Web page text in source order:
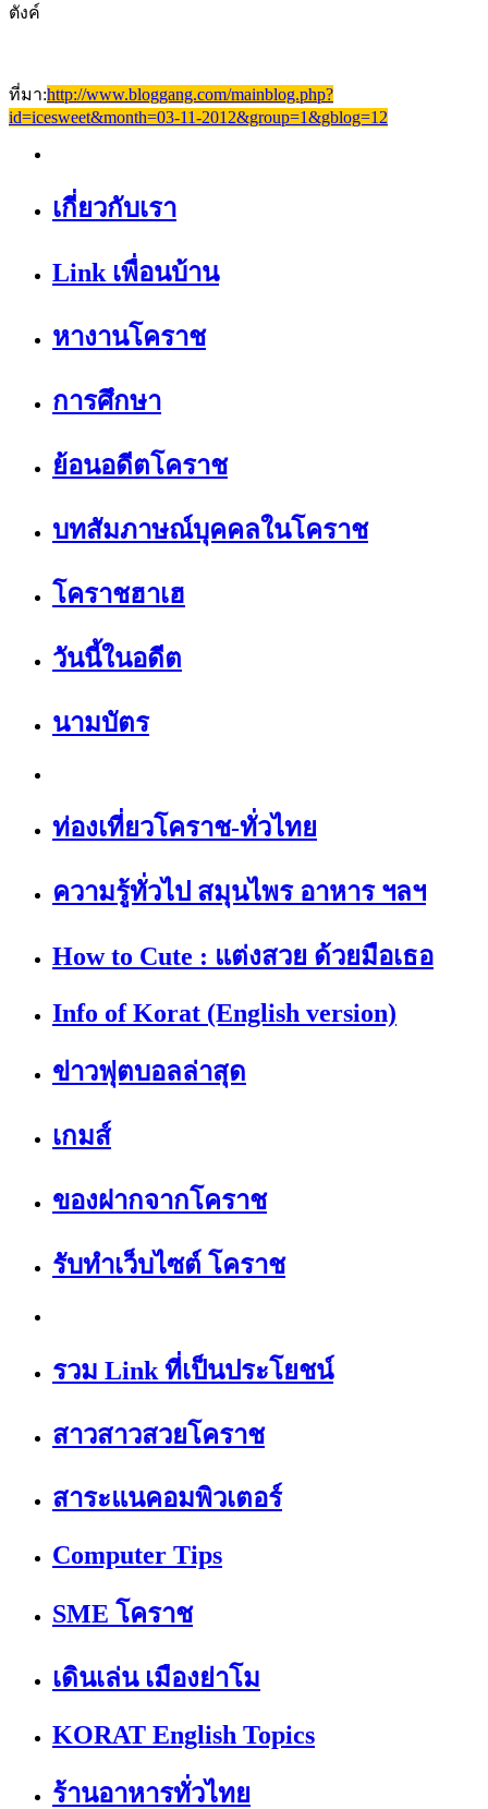
ตังค์
ที่มา:http://www.bloggang.com/mainblog.php?
id=icesweet&month=03-11-2012&group=1&gblog=12
เกี่ยวกับเรา
Link เพื่อนบ้าน
หางานโคราช
การศึกษา
ย้อนอดีตโคราช
บทสัมภาษณ์บุคคลในโคราช
โคราชฮาเฮ
วันนี้ในอดีต
นามบัตร
ท่องเที่ยวโคราช-ทั่วไทย
ความรู้ทั่วไป สมุนไพร อาหาร ฯลฯ
How to Cute : แต่งสวย ด้วยมือเธอ
Info of Korat (English version)
ข่าวฟุตบอลล่าสุด
เกมส์
ของฝากจากโคราช
รับทำเว็บไซต์ โคราช
รวม Link ที่เป็นประโยชน์
สาวสาวสวยโคราช
สาระแนคอมพิวเตอร์
Computer Tips
SME โคราช
เดินเล่น เมืองย่าโม
KORAT English Topics
ร้านอาหารทั่วไทย